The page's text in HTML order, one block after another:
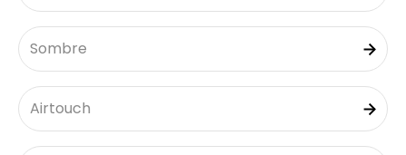
Sombre
Airtouch